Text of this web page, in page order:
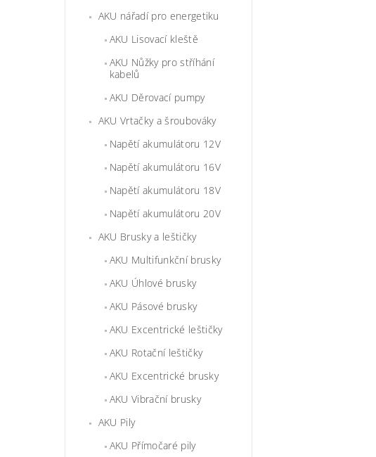
AKU nářadí pro energetiku
AKU Lisovací kleště
AKU Nůžky pro stříhání
kabelů
AKU Děrovací pumpy
AKU Vrtačky a šroubováky
Napětí akumulátoru 12V
Napětí akumulátoru 16V
Napětí akumulátoru 18V
Napětí akumulátoru 20V
AKU Brusky a leštičky
AKU Multifunkční brusky
AKU Úhlové brusky
AKU Pásové brusky
AKU Excentrické leštičky
AKU Rotační leštičky
AKU Excentrické brusky
AKU Vibrační brusky
AKU Pily
AKU Přímočaré pily